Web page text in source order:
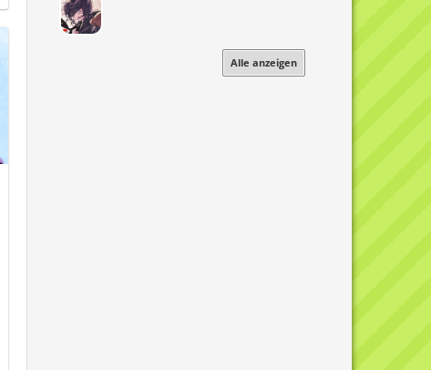
Alle anzeigen